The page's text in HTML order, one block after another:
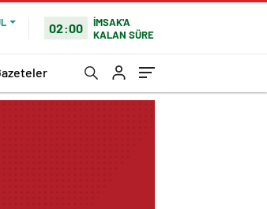
02:00
İMSAK'A
KALAN SÜRE